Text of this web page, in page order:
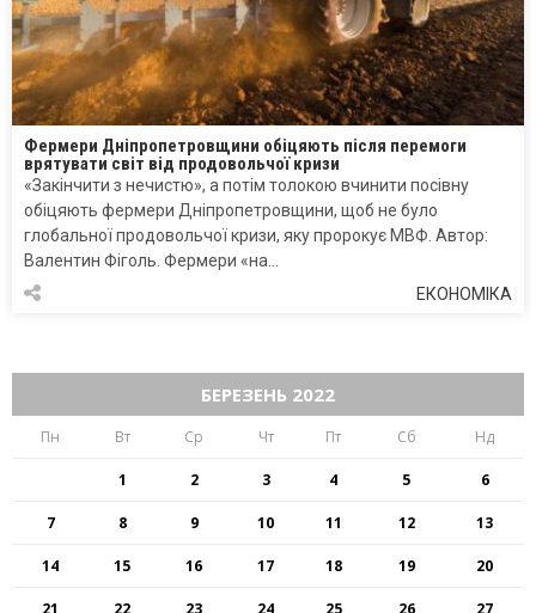
Фермери Дніпропетровщини обіцяють після перемоги
врятувати світ від продовольчої кризи
«Закінчити з нечистю», а потім толокою вчинити посівну
обіцяють фермери Дніпропетровщини, щоб не було
глобальної продовольчої кризи, яку пророкує МВФ. Автор:
Валентин Фіголь. Фермери «на…
ЕКОНОМІКА
БЕРЕЗЕНЬ 2022
Пн Вт Ср Чт Пт Сб Нд
1 2 3 4 5 6
7 8 9 10 11 12 13
14 15 16 17 18 19 20